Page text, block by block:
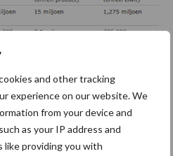
and other tracking
experience on our website. We
from your device and
as your IP address and
like providing you with
bij voergranen is 0,085;